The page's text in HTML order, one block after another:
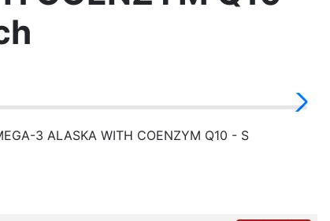
3 ALASKA WITH COENZYM Q10 - S